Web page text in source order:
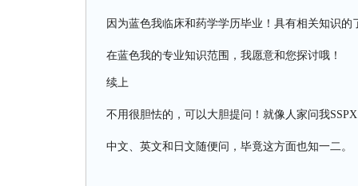
因为蓝色我临床和药学学历毕业！具有相关知识的
在蓝色我的专业知识范围，我愿意和您探讨哦！
续上
不用很胆怯的，可以大胆提问！就像人家问我
中文、英文和日文随便问，毕竟这方面也知一二。